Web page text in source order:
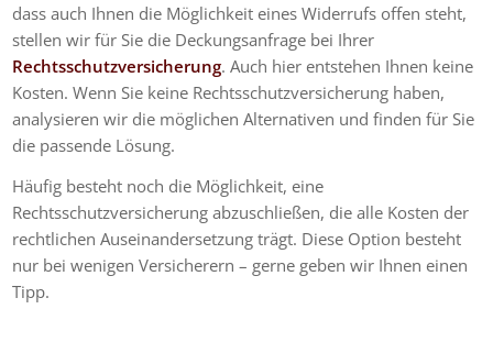
dass auch Ihnen die Möglichkeit eines Widerrufs offen steht,
stellen wir für Sie die Deckungsanfrage bei Ihrer
Rechtsschutzversicherung. Auch hier entstehen Ihnen keine
Kosten. Wenn Sie keine Rechtsschutzversicherung haben,
analysieren wir die möglichen Alternativen und finden für Sie
die passende Lösung.
Häufig besteht noch die Möglichkeit, eine
Rechtsschutzversicherung abzuschließen, die alle Kosten der
rechtlichen Auseinandersetzung trägt. Diese Option besteht
nur bei wenigen Versicherern – gerne geben wir Ihnen einen
Tipp.